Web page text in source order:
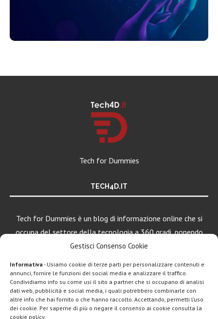
Gestisci Consenso Cookie
Informativa - Usiamo cookie di terze parti per personalizzare contenuti e
annunci, fornire le funzioni dei social media e analizzare il traffico.
Condividiamo info su come usi il sito a partner che si occupano di analisi
dati web, pubblicità e social media, i quali potrebbero combinarle con
altre info che hai fornito o che hanno raccolto. Accettando, permetti l’uso
dei cookie. Per saperne di più o negare il consenso ai cookie consulta la
cookie policy.
Tech for Dummies
TECH4D.IT
Tech for Dummies è un blog di informazione online che si
occupa del settore della tecnologia a 360 gradi, ponendo
una particolare attenzione al mondo Android, Apple e